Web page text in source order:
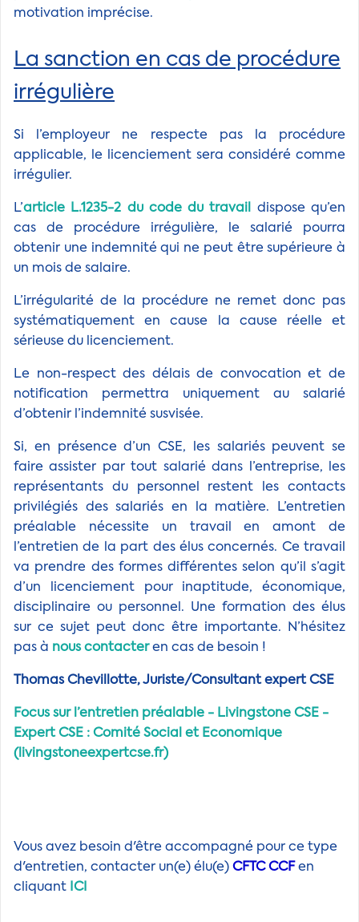
motivation imprécise.
La sanction en cas de procédure
irrégulière
Si l’employeur ne respecte pas la procédure
applicable, le licenciement sera considéré comme
irrégulier.
L’article L.1235-2 du code du travail
dispose qu’en
cas de procédure irrégulière, le salarié pourra
obtenir une indemnité qui ne peut être supérieure à
un mois de salaire.
L’irrégularité de la procédure ne remet donc pas
systématiquement en cause la cause réelle et
sérieuse du licenciement.
Le non-respect des délais de convocation et de
notification permettra uniquement au salarié
d’obtenir l’indemnité susvisée.
Si, en présence d’un CSE, les salariés peuvent se
faire assister par tout salarié dans l’entreprise, les
représentants du personnel restent les contacts
privilégiés des salariés en la matière. L’entretien
préalable nécessite un travail en amont de
l’entretien de la part des élus concernés. Ce travail
va prendre des formes différentes selon qu’il s’agit
d’un licenciement pour inaptitude, économique,
disciplinaire ou personnel. Une formation des élus
sur ce sujet peut donc être importante. N’hésitez
pas à nous contacteren cas de besoin !
Thomas Chevillotte, Juriste/Consultant expert CSE
Focus sur l’entretien préalable - Livingstone CSE -
Expert CSE : Comité Social et Economique
(livingstoneexpertcse.fr)
Vous avez besoin d'être accompagné pour ce type
d'entretien, contacter un(e) élu(e) CFTC CCF en
cliquant ICI